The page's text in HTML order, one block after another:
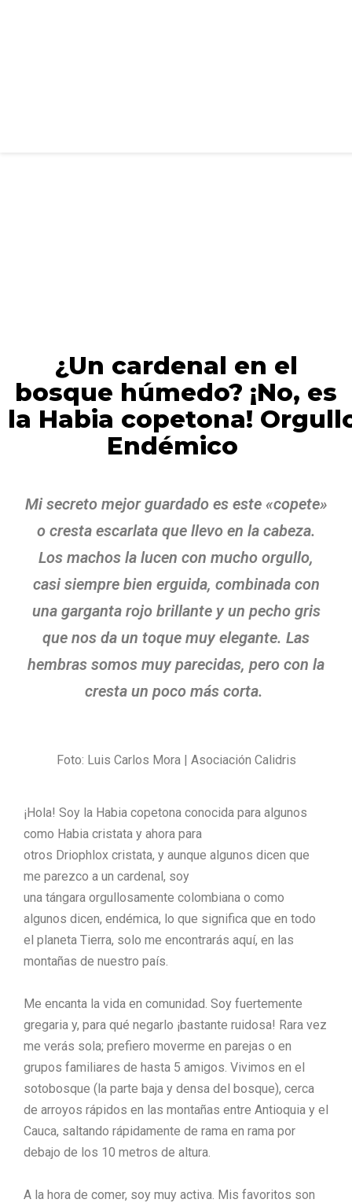
¿Un cardenal en el
bosque húmedo? ¡No, es
la Habia copetona!
Endémico
Mi secreto mejor guardado es este «copete»
o cresta escarlata que llevo en la cabeza.
Los machos la lucen con mucho orgullo,
casi siempre bien erguida, combinada con
una garganta rojo brillante y un pecho gris
que nos da un toque muy elegante. Las
hembras somos muy parecidas, pero con la
cresta un poco más corta.
Foto: Luis Carlos Mora | Asociación Calidris
¡Hola! Soy la Habia copetona conocida para algunos
como Habia cristata y ahora para
otros Driophlox cristata, y aunque algunos dicen que
me parezco a un cardenal, soy
una tángara orgullosamente colombiana o como
algunos dicen, endémica, lo que significa que en todo
el planeta Tierra, solo me encontrarás aquí, en las
montañas de nuestro país.
Me encanta la vida en comunidad. Soy fuertemente
gregaria y, para qué negarlo ¡bastante ruidosa! Rara vez
me verás sola; prefiero moverme en parejas o en
grupos familiares de hasta 5 amigos. Vivimos en el
sotobosque (la parte baja y densa del bosque), cerca
de arroyos rápidos en las montañas entre Antioquia y el
Cauca, saltando rápidamente de rama en rama por
debajo de los 10 metros de altura.
A la hora de comer, soy muy activa. Mis favoritos son